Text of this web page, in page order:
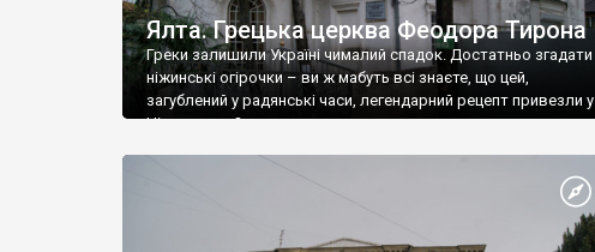
Ялта. Грецька церква Феодора Тирона
Греки залишили Україні чималий спадок. Достатньо згадати
ніжинські огірочки – ви ж мабуть всі знаєте, що цей,
загублений у радянські часи, легендарний рецепт привезли у
Ніжин греки?